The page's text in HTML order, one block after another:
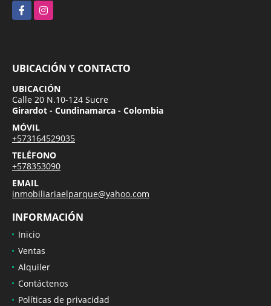
FacebookInstagram
UBICACIÓN Y CONTACTO
UBICACIÓN
Calle 20 N.10-124 Sucre
Girardot - Cundinamarca - Colombia
MÓVIL
+573164529035
TELÉFONO
+578353090
EMAIL
inmobiliariaelparque@yahoo.com
INFORMACIÓN
Inicio
Ventas
Alquiler
Contáctenos
Políticas de privacidad